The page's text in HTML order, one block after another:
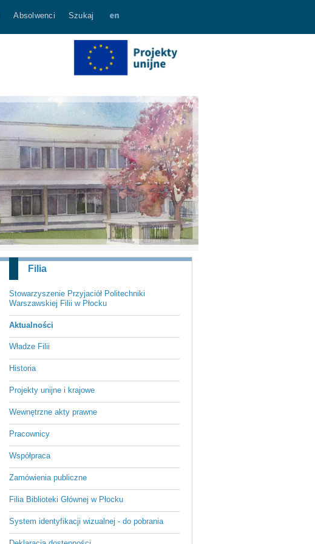
Absolwenci Szukaj
Filia
Stowarzyszenie Przyjaciół Politechniki
Warszawskiej Filii w Płocku
Aktualności
Władze Filii
Historia
Projekty unijne i krajowe
Wewnętrzne akty prawne
Pracownicy
Współpraca
Zamówienia publiczne
Filia Biblioteki Głównej w Płocku
System identyfikacji wizualnej - do pobrania